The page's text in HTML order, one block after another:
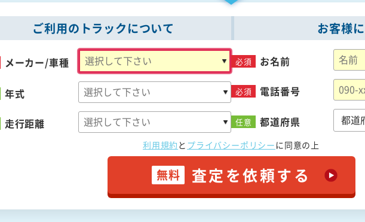
ご利用のトラックについて
メーカー/車種
年式
走行距離
お客様
必須 お名前
必須 電話番号
任意 都道府県
利用規約 と プライバシーポリシーに同意の上
無料 査定を依頼する